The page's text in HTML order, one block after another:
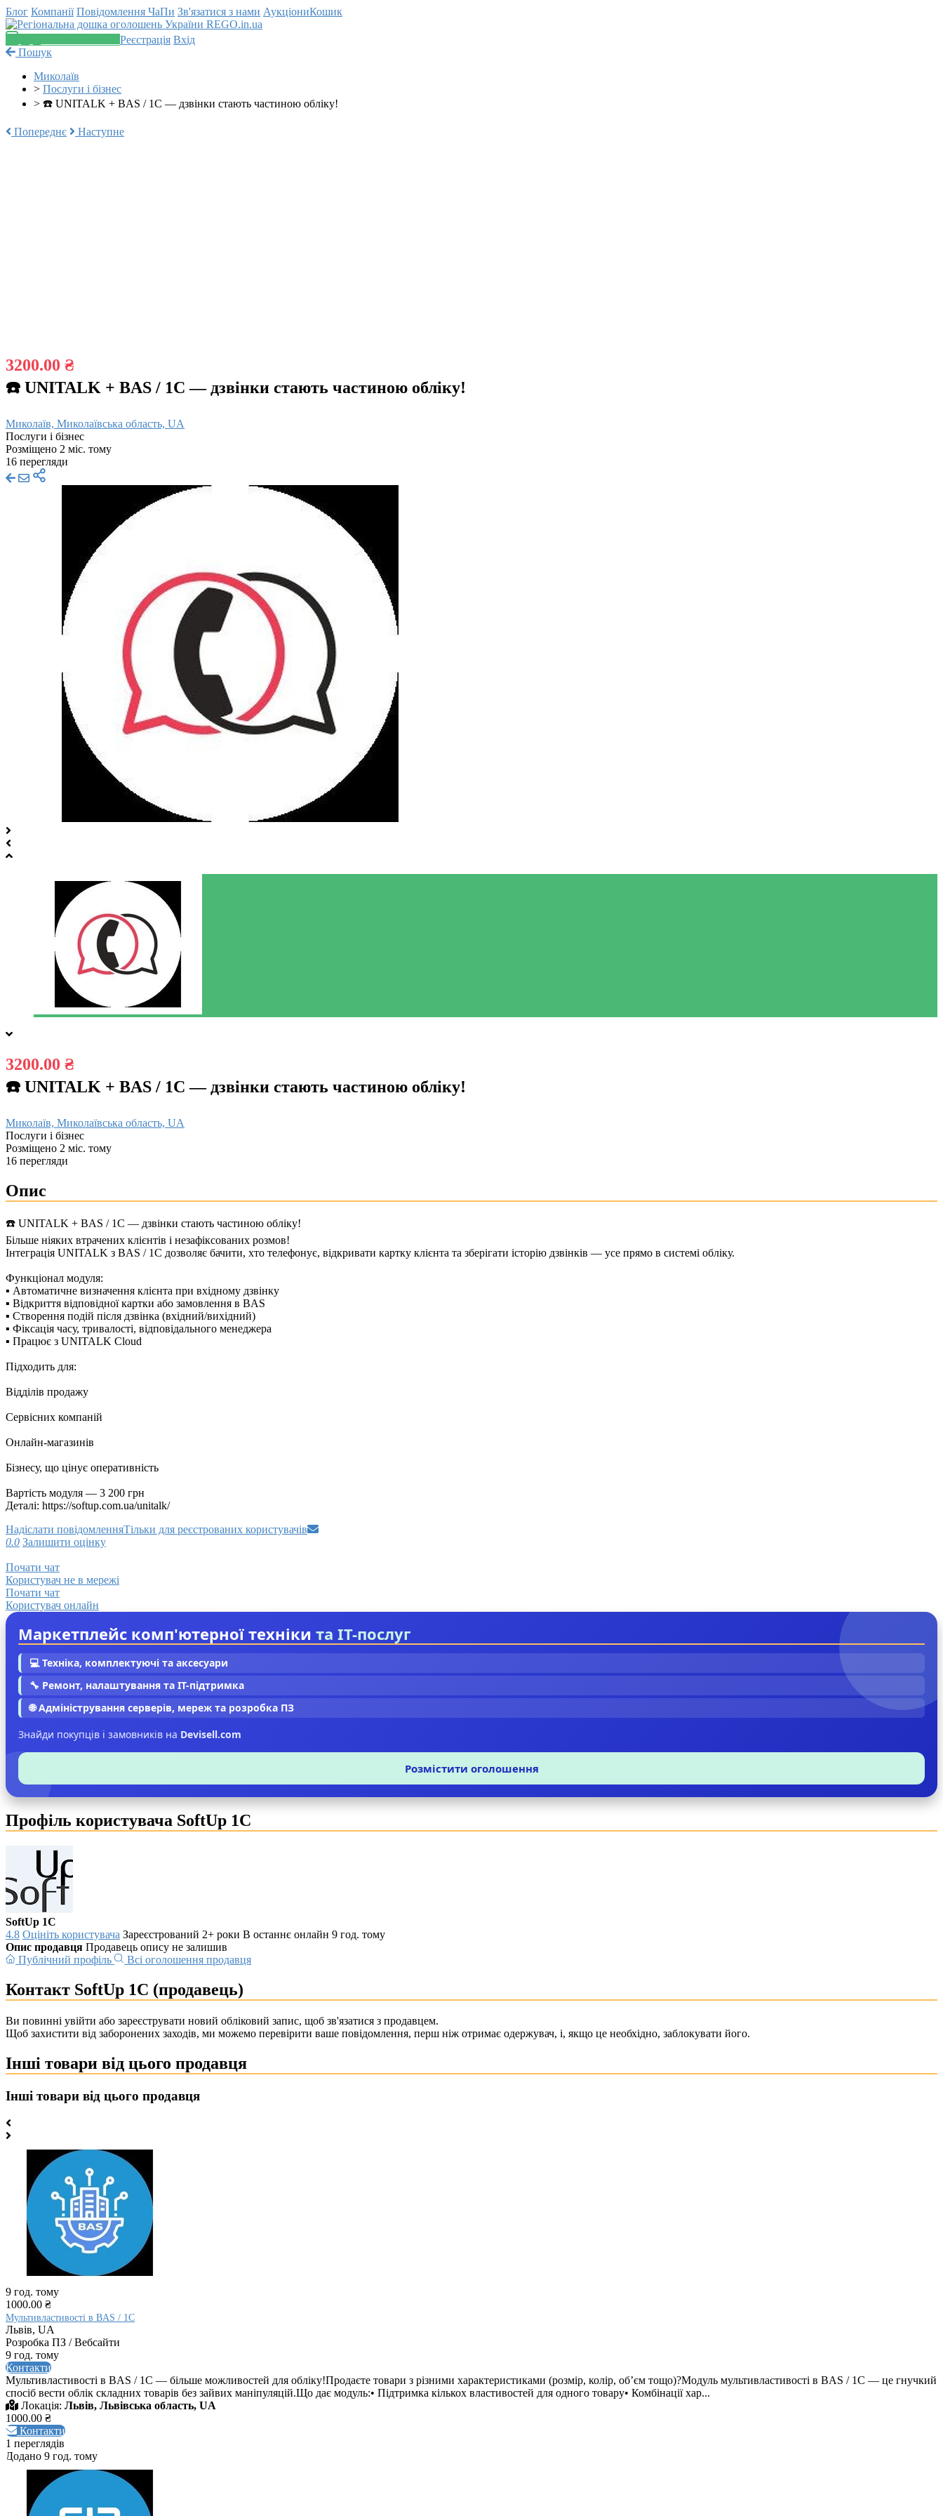
Блог Компанії Повідомлення ЧаПи Зв'язатися з нами АукціониКошик
Реєстрація Вхід
Пошук
Миколаїв
> Послуги і бізнес
> ☎️ UNITALK + BAS / 1C — дзвінки стають частиною обліку!
Попереднє Наступне
3200.00 ₴
☎️ UNITALK + BAS / 1C — дзвінки стають частиною обліку!
Миколаїв, Миколаївська область, UA
Послуги і бізнес
Розміщено 2 міс. тому
16 перегляди
3200.00 ₴
☎️ UNITALK + BAS / 1C — дзвінки стають частиною обліку!
Миколаїв, Миколаївська область, UA
Послуги і бізнес
Розміщено 2 міс. тому
16 перегляди
Опис
☎️ UNITALK + BAS / 1C — дзвінки стають частиною обліку!
Більше ніяких втрачених клієнтів і незафіксованих розмов!
Інтеграція UNITALK з BAS / 1C дозволяє бачити, хто телефонує, відкривати картку клієнта та зберігати історію дзвінків — усе прямо в системі обліку.
Функціонал модуля:
▪ Автоматичне визначення клієнта при вхідному дзвінку
▪ Відкриття відповідної картки або замовлення в BAS
▪ Створення подій після дзвінка (вхідний/вихідний)
▪ Фіксація часу, тривалості, відповідального менеджера
▪ Працює з UNITALK Cloud
Підходить для:
Відділів продажу
Сервісних компаній
Онлайн-магазинів
Бізнесу, що цінує оперативність
Вартість модуля — 3 200 грн
Деталі: https://softup.com.ua/unitalk/
Надіслати повідомленняТільки для реєстрованих користувачів
0.0 Залишити оцінку
Почати чат
Користувач не в мережі
Почати чат
Користувач онлайн
Маркетплейс комп'ютерної техніки та IT-послуг
💻 Техніка, комплектуючі та аксесуари
🔧 Ремонт, налаштування та IT-підтримка
🌐 Адміністрування серверів, мереж та розробка ПЗ
Знайди покупців і замовників на Devisell.com
Розмістити оголошення
Профіль користувача SoftUp 1C
SoftUp 1C
4.8 Оцініть користувача Зареєстрований 2+ роки В останнє онлайн 9 год. тому
Опис продавця Продавець опису не залишив
Публічний профіль
Всі оголошення продавця
Контакт SoftUp 1C (продавець)
Ви повинні увійти або зареєструвати новий обліковий запис, щоб зв'язатися з продавцем.
Щоб захистити від заборонених заходів, ми можемо перевірити ваше повідомлення, перш ніж отримає одержувач, і, якщо це необхідно, заблокувати його.
Інші товари від цього продавця
Інші товари від цього продавця
9 год. тому
1000.00 ₴
Мультивластивості в BAS / 1C
Львів, UA
Розробка ПЗ / Вебсайти
9 год. тому
Контакти
Мультивластивості в BAS / 1C — більше можливостей для обліку!Продаєте товари з різними характеристиками (розмір, колір, обʼєм тощо)?Модуль мультивластивості в BAS / 1C — це гнучкий
спосіб вести облік складних товарів без зайвих маніпуляцій.Що дає модуль:• Підтримка кількох властивостей для одного товару• Комбінації хар...
Локація: Львів, Львівська область, UA
1000.00 ₴
Контакти
1 переглядів
Додано 9 год. тому